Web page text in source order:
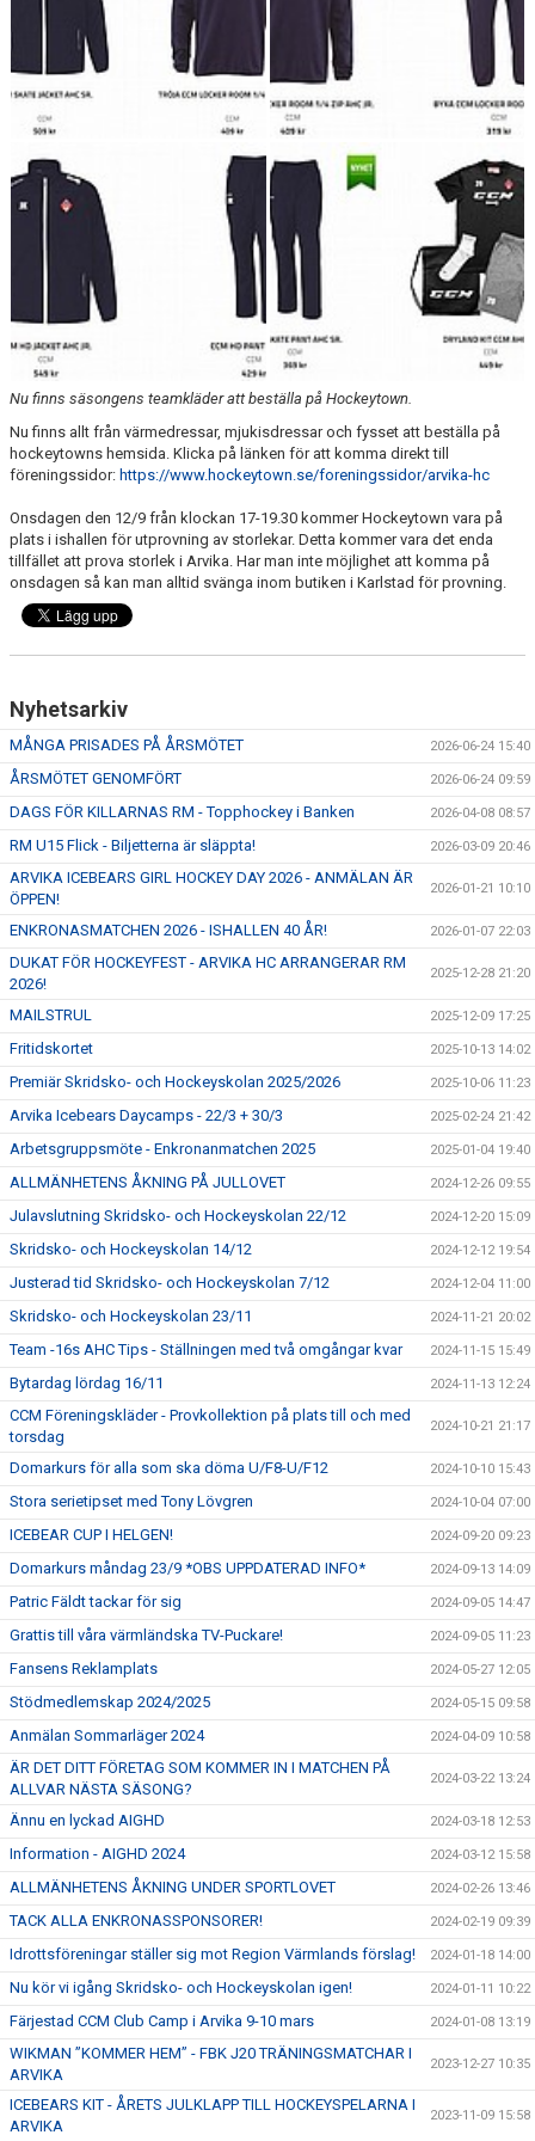
Nu finns säsongens teamkläder att beställa på Hockeytown.
Nu finns allt från värmedressar, mjukisdressar och fysset att beställa på
hockeytowns hemsida. Klicka på länken för att komma direkt till
föreningssidor: https://www.hockeytown.se/foreningssidor/arvika-hc
Onsdagen den 12/9 från klockan 17-19.30 kommer Hockeytown vara på
plats i ishallen för utprovning av storlekar. Detta kommer vara det enda
tillfället att prova storlek i Arvika. Har man inte möjlighet att komma på
onsdagen så kan man alltid svänga inom butiken i Karlstad för provning.
Nyhetsarkiv
MÅNGA PRISADES PÅ ÅRSMÖTET 2026-06-24 15:40
ÅRSMÖTET GENOMFÖRT 2026-06-24 09:59
DAGS FÖR KILLARNAS RM - Topphockey i Banken 2026-04-08 08:57
RM U15 Flick - Biljetterna är släppta! 2026-03-09 20:46
ARVIKA ICEBEARS GIRL HOCKEY DAY 2026 - ANMÄLAN ÄR
ÖPPEN!
2026-01-21 10:10
ENKRONASMATCHEN 2026 - ISHALLEN 40 ÅR! 2026-01-07 22:03
DUKAT FÖR HOCKEYFEST - ARVIKA HC ARRANGERAR RM
2026!
2025-12-28 21:20
MAILSTRUL 2025-12-09 17:25
Fritidskortet 2025-10-13 14:02
Premiär Skridsko- och Hockeyskolan 2025/2026 2025-10-06 11:23
Arvika Icebears Daycamps - 22/3 + 30/3 2025-02-24 21:42
Arbetsgruppsmöte - Enkronanmatchen 2025 2025-01-04 19:40
ALLMÄNHETENS ÅKNING PÅ JULLOVET 2024-12-26 09:55
Julavslutning Skridsko- och Hockeyskolan 22/12 2024-12-20 15:09
Skridsko- och Hockeyskolan 14/12 2024-12-12 19:54
Justerad tid Skridsko- och Hockeyskolan 7/12 2024-12-04 11:00
Skridsko- och Hockeyskolan 23/11 2024-11-21 20:02
Team -16s AHC Tips - Ställningen med två omgångar kvar 2024-11-15 15:49
Bytardag lördag 16/11 2024-11-13 12:24
CCM Föreningskläder - Provkollektion på plats till och med
torsdag
2024-10-21 21:17
Domarkurs för alla som ska döma U/F8-U/F12 2024-10-10 15:43
Stora serietipset med Tony Lövgren 2024-10-04 07:00
ICEBEAR CUP I HELGEN! 2024-09-20 09:23
Domarkurs måndag 23/9 *OBS UPPDATERAD INFO* 2024-09-13 14:09
Patric Fäldt tackar för sig 2024-09-05 14:47
Grattis till våra värmländska TV-Puckare! 2024-09-05 11:23
Fansens Reklamplats 2024-05-27 12:05
Stödmedlemskap 2024/2025 2024-05-15 09:58
Anmälan Sommarläger 2024 2024-04-09 10:58
ÄR DET DITT FÖRETAG SOM KOMMER IN I MATCHEN PÅ
ALLVAR NÄSTA SÄSONG?
2024-03-22 13:24
Ännu en lyckad AIGHD 2024-03-18 12:53
Information - AIGHD 2024 2024-03-12 15:58
ALLMÄNHETENS ÅKNING UNDER SPORTLOVET 2024-02-26 13:46
TACK ALLA ENKRONASSPONSORER! 2024-02-19 09:39
Idrottsföreningar ställer sig mot Region Värmlands förslag! 2024-01-18 14:00
Nu kör vi igång Skridsko- och Hockeyskolan igen! 2024-01-11 10:22
Färjestad CCM Club Camp i Arvika 9-10 mars 2024-01-08 13:19
WIKMAN ”KOMMER HEM” - FBK J20 TRÄNINGSMATCHAR I
ARVIKA
2023-12-27 10:35
ICEBEARS KIT - ÅRETS JULKLAPP TILL HOCKEYSPELARNA I
ARVIKA
2023-11-09 15:58